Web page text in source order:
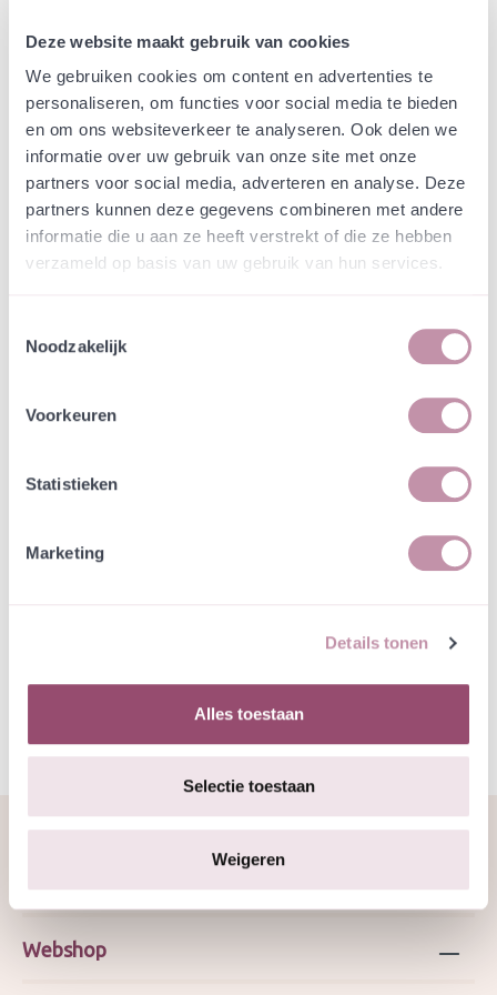
Deze website maakt gebruik van cookies
We gebruiken cookies om content en advertenties te
personaliseren, om functies voor social media te bieden
en om ons websiteverkeer te analyseren. Ook delen we
informatie over uw gebruik van onze site met onze
partners voor social media, adverteren en analyse. Deze
partners kunnen deze gegevens combineren met andere
informatie die u aan ze heeft verstrekt of die ze hebben
verzameld op basis van uw gebruik van hun services.
Noodzakelijk
Voorkeuren
Statistieken
Marketing
Details tonen
Alles toestaan
Selectie toestaan
Weigeren
Speciaalmengsel tegen
engerlingen tijdelijke
invulling
In een zakje zitten genoeg zaden om
tientallen planten op te kweken.
incl. btw
- + Losse grammen € 0,33
In winkelwagen Bewaren
Natuurvriendelijke kwekerij
Webshop